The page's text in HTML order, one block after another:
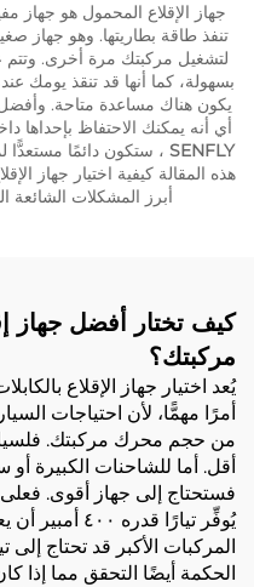
جهاز الإقلاع المحمول هو جهاز
تنفذ طاقة بطاريتها. وهو جهاز
لتشغيل مركبتك مرة أخرى. وتتم
بسهولة، كما أنها قد تنقذ يومك
يكون هناك مساعدة متاحة. وأفضل
أي أنه يمكنك الاحتفاظ
SENFLY ، ستكون دائمًا مستعدًّا
هذه المقالة كيفية اختيار جهاز
أبرز المشكلات الشائعة
كيف تختار أفضل جهاز
مركبتك؟
أمرًا مهمًّا، لأن احتياجات
من حجم محرك مركبتك.
فستحتاج إلى جهاز أقوى. فعلى
يُوفِّر تيارًا
الحكمة أيضًا التحقق مما إذا